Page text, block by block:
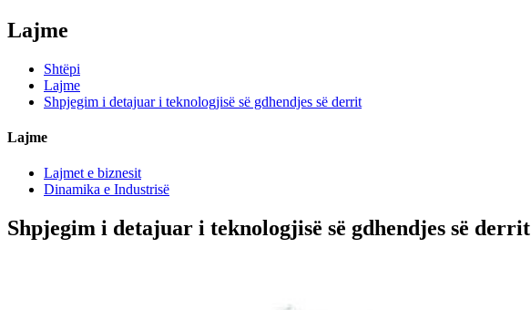
Lajme
Shtëpi
Lajme
Shpjegim i detajuar i teknologjisë së gdhendjes së derrit
Lajme
Lajmet e biznesit
Dinamika e Industrisë
Shpjegim i detajuar i teknologjisë së gdhendjes së derrit